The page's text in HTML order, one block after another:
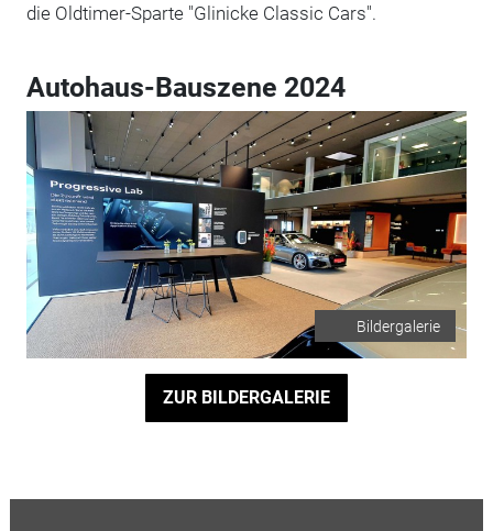
die Oldtimer-Sparte "Glinicke Classic Cars".
Autohaus-Bauszene 2024
Bildergalerie
ZUR BILDERGALERIE